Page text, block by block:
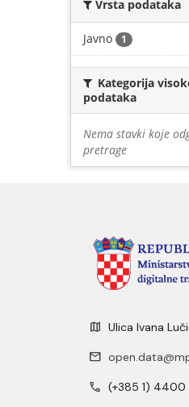
Vrsta podataka
Javno 1
Kategorija
podataka
Nema stavki koje
pretrage